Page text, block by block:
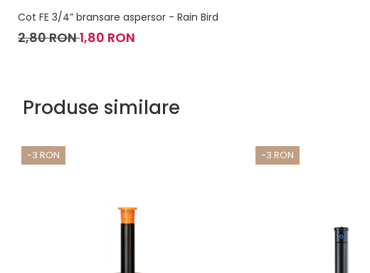
Cot FE 3/4” bransare aspersor - Rain Bird
2,80 RON1,80 RON
Produse similare
-3 RON -3 RON